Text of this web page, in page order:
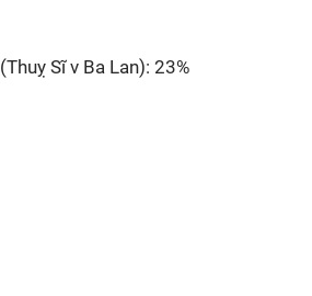
(Thuỵ Sĩ v Ba Lan): 23%